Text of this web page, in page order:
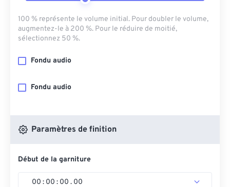
100 % représente le volume initial. Pour doubler le volume,
augmentez-le à 200 %. Pour le réduire de moitié,
sélectionnez 50 %.
Fondu audio
Fondu audio
Paramètres de finition
Début de la garniture
00 : 00 : 00 . 00